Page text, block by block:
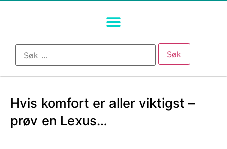
Hvis komfort er aller viktigst –
prøv en Lexus…